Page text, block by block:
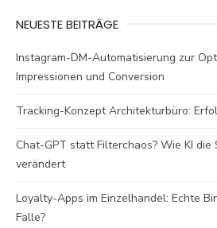
NEUESTE BEITRÄGE
Instagram-DM-Automatisierung zur
Impressionen und Conversion
Tracking-Konzept Architekturbüro:
Chat-GPT statt Filterchaos? Wie KI
verändert
Loyalty-Apps im Einzelhandel: Echte
Falle?